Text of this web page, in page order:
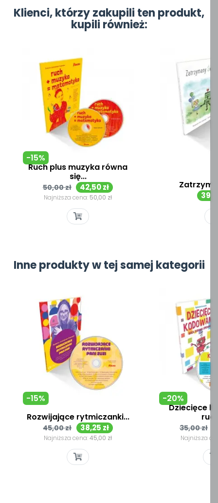
Klienci, którzy zakupili ten produkt,
kupili również:
Ruch plus muzyka równa
się...
Cena
podstawowa
50,00 zł Cena
42,50 zł
Najniższa cena: 50,00 zł
-15%
Inne produkty w tej samej kategorii
Rozwijające rytmiczanki...
Cena
podstawowa
45,00 zł Cena
38,25 zł
Najniższa cena:45,00 zł
-15%
Dziecięce
Cena
35,00 zł
Najniższa
-20%